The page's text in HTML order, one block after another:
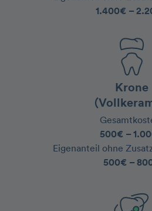
1.400€ –
Krone
500€ –
‍Eigenanteil ohne
500€ –